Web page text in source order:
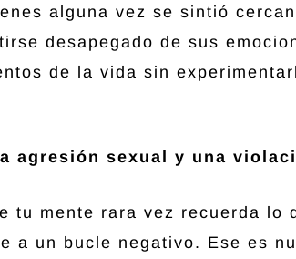
alguna vez se sintió
desapegado de sus
de la vida sin
agresión sexual y una
tu mente rara vez recuerda lo
a un bucle negativo. Ese es